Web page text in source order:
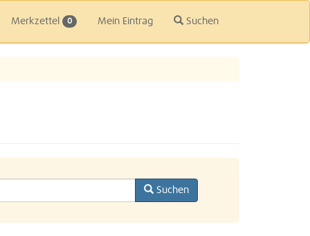
Merkzettel 0 Mein Eintrag Suchen
Suchen